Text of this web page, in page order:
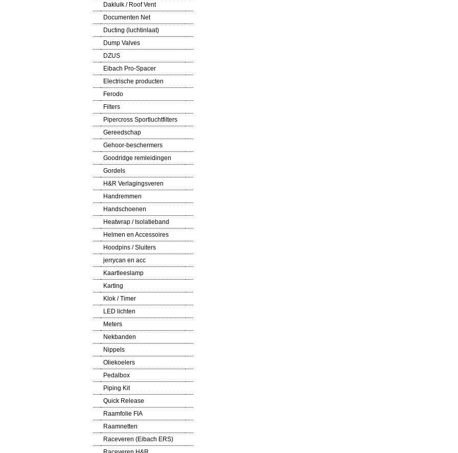
Dakluik / Roof Vent
Documenten Net
Ducting (luchtinlaat)
Dump Valves
DZUS
Eibach Pro-Spacer
Electrische producten
Ferodo
Filters
Pipercross Sportluchtfilters
Gereedschap
Gehoor-beschermers
Goodridge remleidingen
Gordels
H&R Verlagingsveren
Handremmen
Handschoenen
Heatwrap / Isolatieband
Helmen en Accessoires
Hoodpins / Sluiters
jerrycan en acc
Kaartleeslamp
Karting
Klok / Timer
LED lichten
Meters
Nekbanden
Nippels
Oliekoelers
Pedalbox
Piping Kit
Quick Release
Raamfolie FIA
Raamnetten
Raceveren (Eibach ERS)